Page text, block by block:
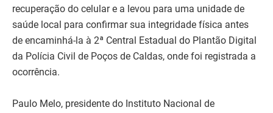
recuperação do celular e a levou para uma unidade de
saúde local para confirmar sua integridade física antes
de encaminhá-la à 2ª Central Estadual do Plantão Digital
da Polícia Civil de Poços de Caldas, onde foi registrada a
ocorrência.
Paulo Melo, presidente do Instituto Nacional de